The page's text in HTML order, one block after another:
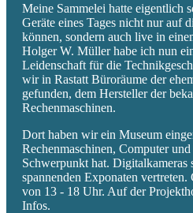
Meine Sammelei hatte eigentlich
Geräte eines Tages nicht nur auf
können, sondern auch live in
Holger W. Müller habe ich nun
Leidenschaft für die
wir in Rastatt Büroräume der
gefunden, dem Hersteller der
Rechenmaschinen.
Dort haben wir ein Museum
Rechenmaschinen, Computer
Schwerpunkt hat. Digitalkameras
spannenden Exponaten
von 13 - 18 Uhr. Auf der
Infos.